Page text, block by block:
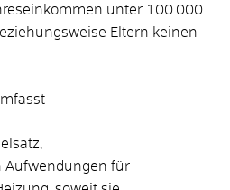
unter 100.000
Eltern keinen
Aufwendungen für